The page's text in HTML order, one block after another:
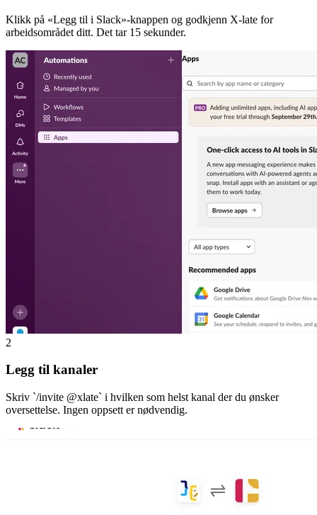
Klikk på «Legg til i Slack»-knappen og godkjenn X-late for
arbeidsområdet ditt. Det tar 15 sekunder.
2
Legg til kanaler
Skriv `/invite @xlate` i hvilken som helst kanal der du ønsker
oversettelse. Ingen oppsett er nødvendig.